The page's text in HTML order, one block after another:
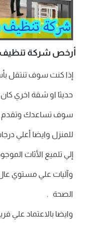
أرخص شركة تنظيف
إذا كنت سوف تنتقل
حديثا او شقة اخري
سوف تساعدك وتقدم
للمنزل وايضا أعلي
إلي تلميع الأثاث
وآليات علي مستوي
الصحة .
وايضا بالاعتماد